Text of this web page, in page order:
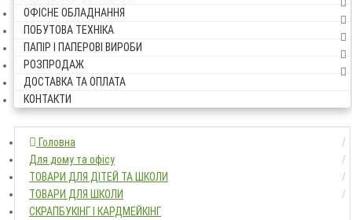
ОФІСНЕ ОБЛАДНАННЯ
ПОБУТОВА ТЕХНІКА
ПАПІР І ПАПЕРОВІ ВИРОБИ
РОЗПРОДАЖ
ДОСТАВКА ТА ОПЛАТА
КОНТАКТИ
Головна
Для дому та офісуДля дому та офісу
ТОВАРИ ДЛЯ ДІТЕЙ ТА ШКОЛИ
ТОВАРИ ДЛЯ ШКОЛИ
СКРАПБУКІНГ І КАРДМЕЙКІНГСКРАПБУКІНГ І КАРДМЕЙКІНГ